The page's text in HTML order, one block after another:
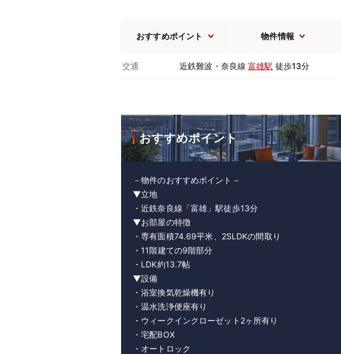
おすすめポイント 物件情報
交通 近鉄難波・奈良線富雄駅 徒歩13分
おすすめポイント
－物件のおすすめポイント－
▼立地
・近鉄奈良線「富雄」駅徒歩13分
▼お部屋の特徴
・専有面積74.69平米、2SLDKの間取り
・11階建ての9階部分
・LDK約13.7帖
▼設備
・浴室換気乾燥機有り
・温水洗浄便座有り
・ウィークインクローゼット2ヶ所有り
・宅配BOX
・オートロック